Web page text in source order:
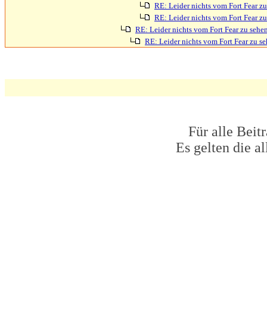
RE: Leider nichts vom Fort Fear
RE: Leider nichts vom Fort Fear
RE: Leider nichts vom Fort Fear zu
RE: Leider nichts vom Fort Fear zu
Für alle
Es gelten die